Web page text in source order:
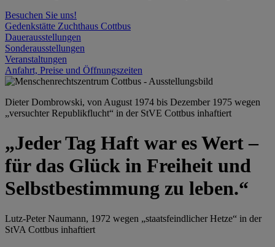
Besuchen Sie uns!
Gedenkstätte Zuchthaus Cottbus
Dauerausstellungen
Sonderausstellungen
Veranstaltungen
Anfahrt, Preise und Öffnungszeiten
Dieter Dombrowski, von August 1974 bis Dezember 1975 wegen
„versuchter Republikflucht“ in der StVE Cottbus inhaftiert
„Jeder Tag Haft war es Wert –
für das Glück in Freiheit und
Selbstbestimmung zu leben.“
Lutz-Peter Naumann, 1972 wegen „staatsfeindlicher Hetze“ in der
StVA Cottbus inhaftiert